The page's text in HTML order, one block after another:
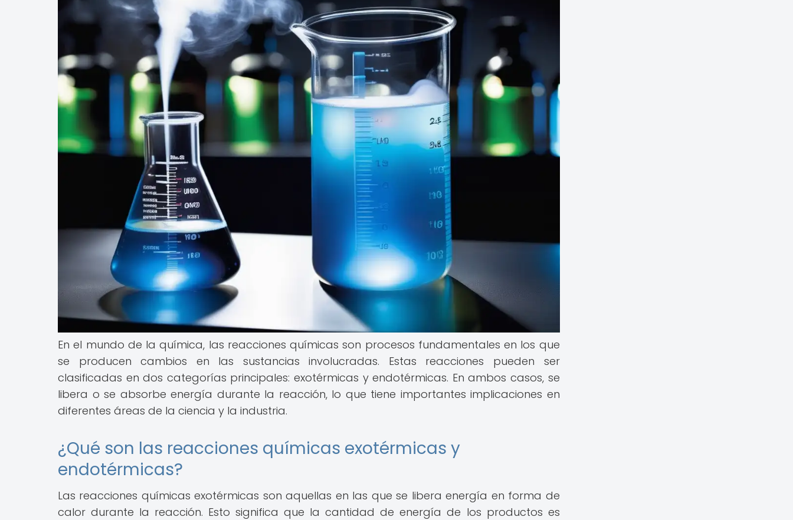
En el mundo de la química, las reacciones químicas son procesos fundamentales en los que
se producen cambios en las sustancias involucradas. Estas reacciones pueden ser
clasificadas en dos categorías principales: exotérmicas y endotérmicas. En ambos casos, se
libera o se absorbe energía durante la reacción, lo que tiene importantes implicaciones en
diferentes áreas de la ciencia y la industria.
¿Qué son las reacciones químicas exotérmicas y
endotérmicas?
Las reacciones químicas exotérmicas son aquellas en las que se libera energía en forma de
calor durante la reacción. Esto significa que la cantidad de energía de los productos es